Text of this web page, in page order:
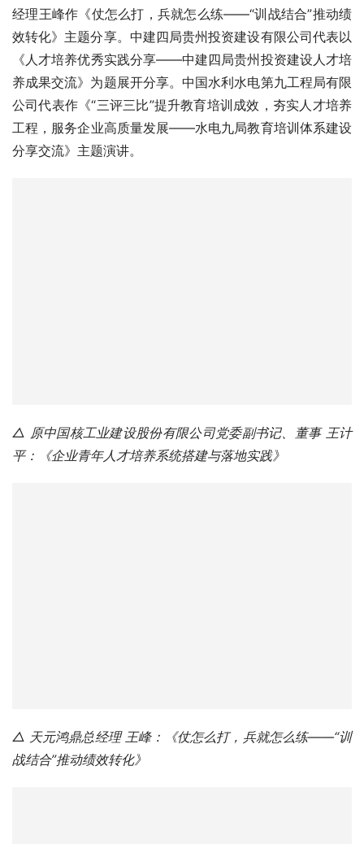
经理王峰作《仗怎么打，兵就怎么练——“训战结合”推动绩
效转化》主题分享。中建四局贵州投资建设有限公司代表以
《人才培养优秀实践分享——中建四局贵州投资建设人才培
养成果交流》为题展开分享。中国水利水电第九工程局有限
公司代表作《“三评三比”提升教育培训成效，夯实人才培养
工程，服务企业高质量发展——水电九局教育培训体系建设
分享交流》主题演讲。
△ 原中国核工业建设股份有限公司党委副书记、董事 王计
平：《企业青年人才培养系统搭建与落地实践》
△ 天元鸿鼎总经理 王峰：《仗怎么打，兵就怎么练——“训
战结合”推动绩效转化》